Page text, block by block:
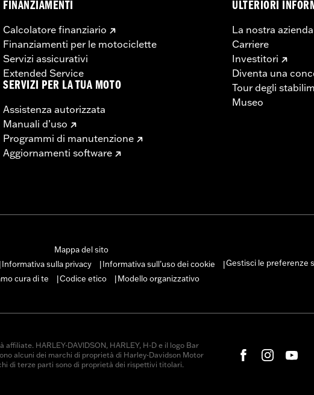
FINANZIAMENTI
Calcolatore finanziario
Finanziamenti per le motociclette
Servizi assicurativi
Extended Service
SERVIZI PER LA TUA MOTO
Assistenza autorizzata
Manuali d’uso
Programmi di manutenzione
Aggiornamenti software
ULTERIORI
La nostra azienda
Carriere
Investitori
Diventa una
Tour degli
Museo
Mappa del sito
Informativa sulla privacy Informativa sull’uso dei cookie Gestisci le preferenze
cura di te
Codice etico Modello organizzativo
HARLEY-DAVIDSON, HARLEY, H-D e il logo Bar
alcuni dei marchi di proprietà di Harley-Davidson Motor
di terze parti sono di proprietà dei rispettivi titolari.